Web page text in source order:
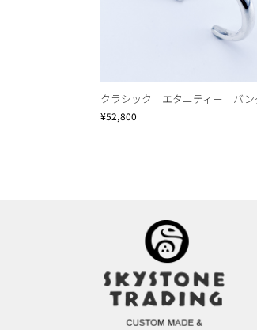
クラシック エタニティー バン
¥52,800